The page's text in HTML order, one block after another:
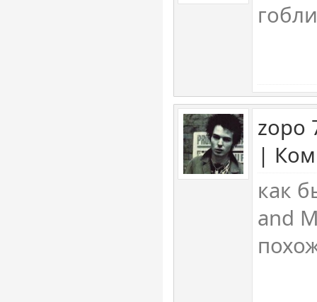
zopo
|
как
and